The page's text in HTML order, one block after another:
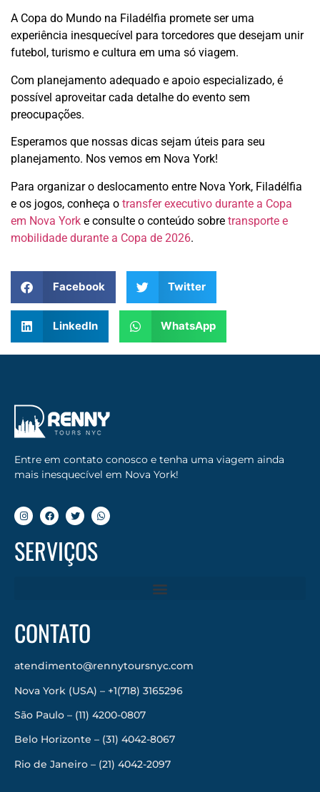
A Copa do Mundo na Filadélfia promete ser uma
experiência inesquecível para torcedores que desejam unir
futebol, turismo e cultura em uma só viagem.
Com planejamento adequado e apoio especializado, é
possível aproveitar cada detalhe do evento sem
preocupações.
Esperamos que nossas dicas sejam úteis para seu
planejamento. Nos vemos em Nova York!
Para organizar o deslocamento entre Nova York, Filadélfia
e os jogos, conheça o transfer executivo durante a Copa
em Nova York e consulte o conteúdo sobre transporte e
mobilidade durante a Copa de 2026.
Facebook Twitter
LinkedIn WhatsApp
Entre em contato conosco e tenha uma viagem ainda
mais inesquecível em Nova York!
SERVIÇOS
CONTATO
atendimento@rennytoursnyc.com
Nova York (USA) – +1(718) 3165296
São Paulo – (11) 4200-0807
Belo Horizonte – (31) 4042-8067
Rio de Janeiro – (21) 4042-2097